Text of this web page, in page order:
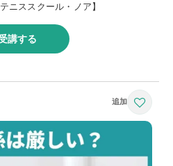
ニススクール・ノア】
講する